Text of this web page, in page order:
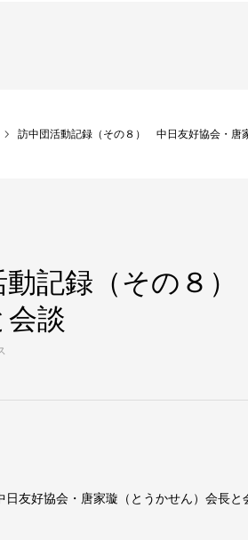
訪中団活動記録（その８） 中日友好協会・唐
動記録（その８
会談
日友好協会・唐家璇（とうかせん）会長と